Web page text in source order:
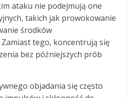
ataku nie podejmują one
takich jak prowokowanie
środków
Zamiast tego, koncentrują się
bez późniejszych prób
objadania się często